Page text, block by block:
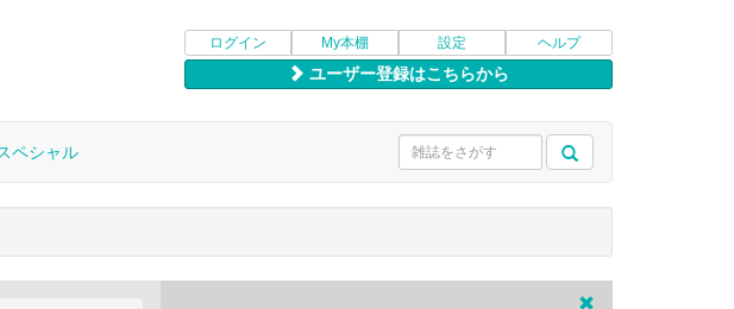
ログイン My本棚 設定 ヘルプ
ユーザー登録はこちらから
ペシャル